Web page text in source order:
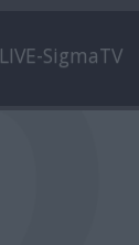
LIVE-SigmaTV